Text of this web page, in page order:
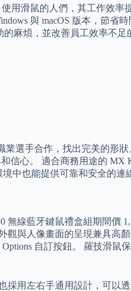
用滑鼠的人們，其工作效率
與 macOS 版本，節省
麻煩，並改善員工效率不足
選手合作，找出完美的形
信心。 適合商務用途的 MX
中也能提供可靠和安全的連
無線藍牙鍵鼠禮盒組期間價
觀與人像畫面的呈現兼具高
自訂按鈕。 羅技滑鼠
用左右手通用設計，可以